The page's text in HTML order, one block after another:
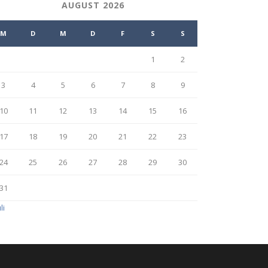
AUGUST 2026
M D M D F S S
1 2
3 4 5 6 7 8 9
11 12 13 14 15 16
18 19 20 21 22 23
25 26 27 28 29 30